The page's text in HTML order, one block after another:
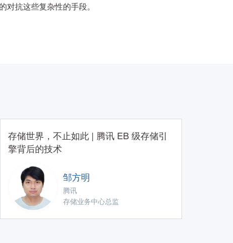
抗这些复杂性的手段。
存储世界，不止如此 | 腾讯 EB 级存储引
擎背后的技术
邹方明
腾讯
存储业务中心总监